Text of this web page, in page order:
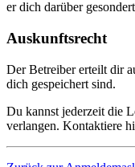
er dich darüber
Auskunftsrecht
Der Betreiber erteilt dir
dich gespeichert sind.
Du kannst jederzeit die
verlangen. Kontaktiere